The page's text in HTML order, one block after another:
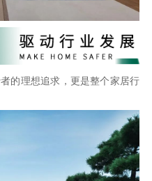
的理想追求，更是整个家居行